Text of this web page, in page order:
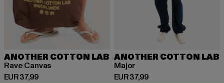
ANOTHER COTTON LAB
Rave Canvas
EUR 37,99
Huidige prijs: EUR 37,99
ANOTHER COTTON LAB
Major
EUR 37,99
Huidige prijs: EUR 37,99